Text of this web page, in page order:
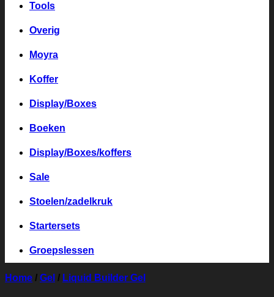
Tools
Overig
Moyra
Koffer
Display/Boxes
Boeken
Display/Boxes/koffers
Sale
Stoelen/zadelkruk
Startersets
Groepslessen
Home / Gel / Liquid Builder Gel